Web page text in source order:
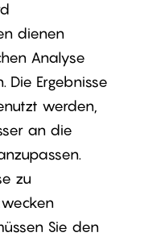
dienen
Analyse
Die Ergebnisse
werden,
an die
zu
Sie den